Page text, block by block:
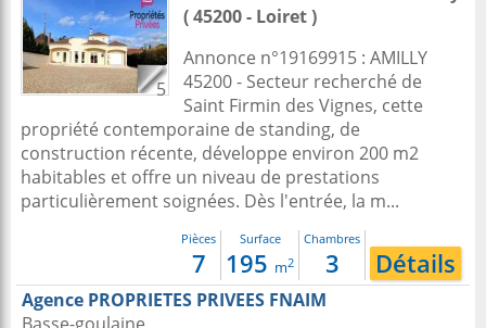
5
( 45200 - Loiret )
Annonce n°19169915 : AMILLY
45200 - Secteur recherché de
Saint Firmin des Vignes, cette
propriété contemporaine de standing, de
construction récente, développe environ 200 m2
habitables et offre un niveau de prestations
particulièrement soignées. Dès l'entrée, la m...
Pièces
7
Surface
195 m2
Chambres
3 Détails
Agence PROPRIETES PRIVEES FNAIM